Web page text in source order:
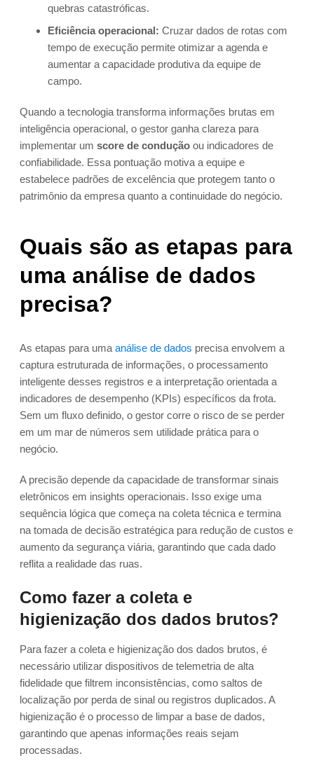
quebras catastróficas.
Eficiência operacional: Cruzar dados de rotas com
tempo de execução permite otimizar a agenda e
aumentar a capacidade produtiva da equipe de
campo.
Quando a tecnologia transforma informações brutas em
inteligência operacional, o gestor ganha clareza para
implementar um score de condução ou indicadores de
confiabilidade. Essa pontuação motiva a equipe e
estabelece padrões de excelência que protegem tanto o
patrimônio da empresa quanto a continuidade do negócio.
Quais são as etapas para
uma análise de dados
precisa?
As etapas para uma análise de dados precisa envolvem a
captura estruturada de informações, o processamento
inteligente desses registros e a interpretação orientada a
indicadores de desempenho (KPIs) específicos da frota.
Sem um fluxo definido, o gestor corre o risco de se perder
em um mar de números sem utilidade prática para o
negócio.
A precisão depende da capacidade de transformar sinais
eletrônicos em insights operacionais. Isso exige uma
sequência lógica que começa na coleta técnica e termina
na tomada de decisão estratégica para redução de custos e
aumento da segurança viária, garantindo que cada dado
reflita a realidade das ruas.
Como fazer a coleta e
higienização dos dados brutos?
Para fazer a coleta e higienização dos dados brutos, é
necessário utilizar dispositivos de telemetria de alta
fidelidade que filtrem inconsistências, como saltos de
localização por perda de sinal ou registros duplicados. A
higienização é o processo de limpar a base de dados,
garantindo que apenas informações reais sejam
processadas.